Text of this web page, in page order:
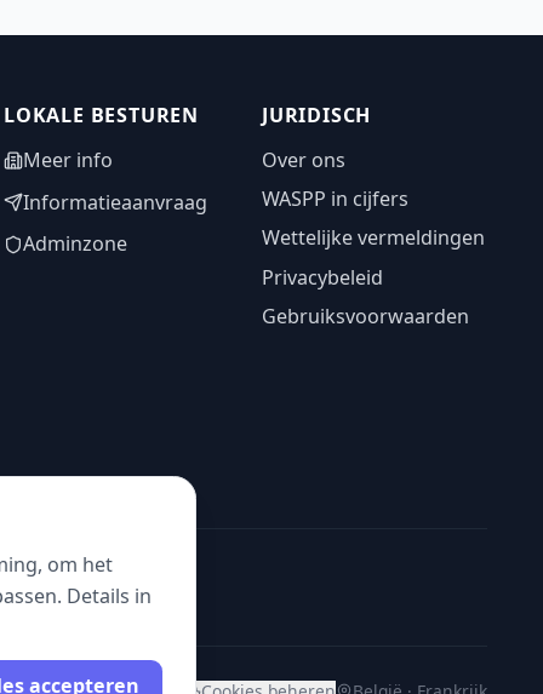
LOKALE BESTUREN
Meer info
Informatieaanvraag
Adminzone
JURIDISCH
Over ons
WASPP in cijfers
Wettelijke vermeldingen
Privacybeleid
Gebruiksvoorwaarden
om het
Details in
accepteren